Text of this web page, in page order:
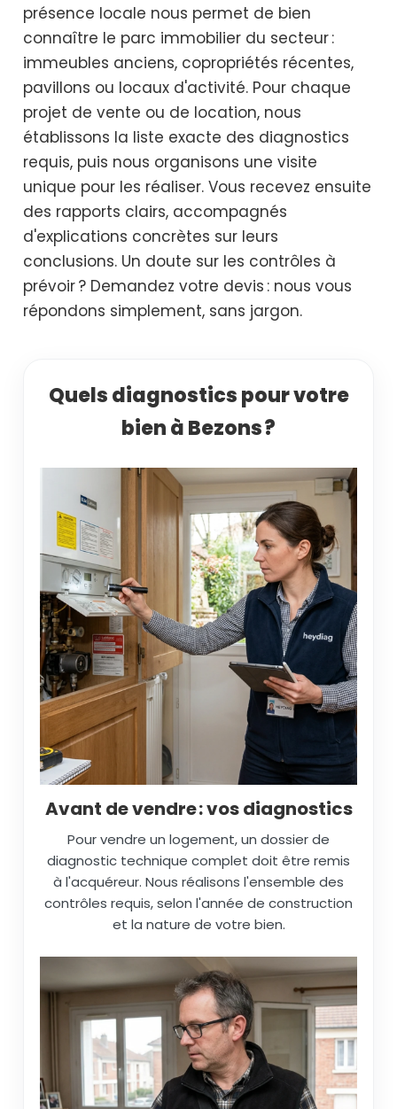
présence locale nous permet de bien
connaître le parc immobilier du secteur :
immeubles anciens, copropriétés récentes,
pavillons ou locaux d'activité. Pour chaque
projet de vente ou de location, nous
établissons la liste exacte des diagnostics
requis, puis nous organisons une visite
unique pour les réaliser. Vous recevez ensuite
des rapports clairs, accompagnés
d'explications concrètes sur leurs
conclusions. Un doute sur les contrôles à
prévoir ? Demandez votre devis : nous vous
répondons simplement, sans jargon.
Quels diagnostics pour votre
bien à Bezons ?
Avant de vendre : vos diagnostics
Pour vendre un logement, un dossier de
diagnostic technique complet doit être remis
à l'acquéreur. Nous réalisons l'ensemble des
contrôles requis, selon l'année de construction
et la nature de votre bien.